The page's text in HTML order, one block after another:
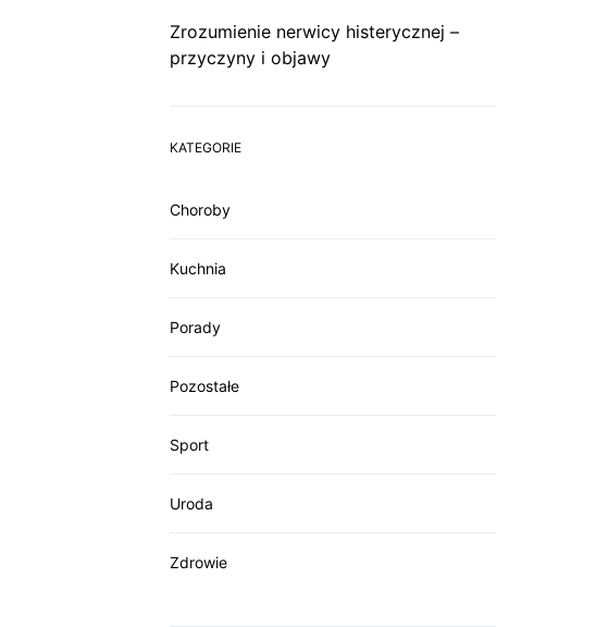
Zrozumienie nerwicy histerycznej –
przyczyny i objawy
KATEGORIE
Choroby
Kuchnia
Porady
Pozostałe
Sport
Uroda
Zdrowie